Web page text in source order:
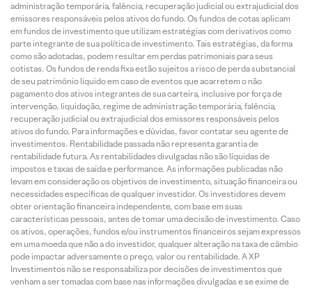
administração temporária, falência, recuperação judicial ou extrajudicial dos
emissores responsáveis pelos ativos do fundo. Os fundos de cotas aplicam
em fundos de investimento que utilizam estratégias com derivativos como
parte integrante de sua política de investimento. Tais estratégias, da forma
como são adotadas, podem resultar em perdas patrimoniais para seus
cotistas. Os fundos de renda fixa estão sujeitos a risco de perda substancial
de seu patrimônio líquido em caso de eventos que acarretem o não
pagamento dos ativos integrantes de sua carteira, inclusive por força de
intervenção, liquidação, regime de administração temporária, falência,
recuperação judicial ou extrajudicial dos emissores responsáveis pelos
ativos do fundo. Para informações e dúvidas, favor contatar seu agente de
investimentos. Rentabilidade passada não representa garantia de
rentabilidade futura. As rentabilidades divulgadas não são líquidas de
impostos e taxas de saída e performance. As informações publicadas não
levam em consideração os objetivos de investimento, situação financeira ou
necessidades específicas de qualquer investidor. Os investidores devem
obter orientação financeira independente, com base em suas
características pessoais, antes de tomar uma decisão de investimento. Caso
os ativos, operações, fundos e/ou instrumentos financeiros sejam expressos
em uma moeda que não a do investidor, qualquer alteração na taxa de câmbio
pode impactar adversamente o preço, valor ou rentabilidade. A XP
Investimentos não se responsabiliza por decisões de investimentos que
venham a ser tomadas com base nas informações divulgadas e se exime de